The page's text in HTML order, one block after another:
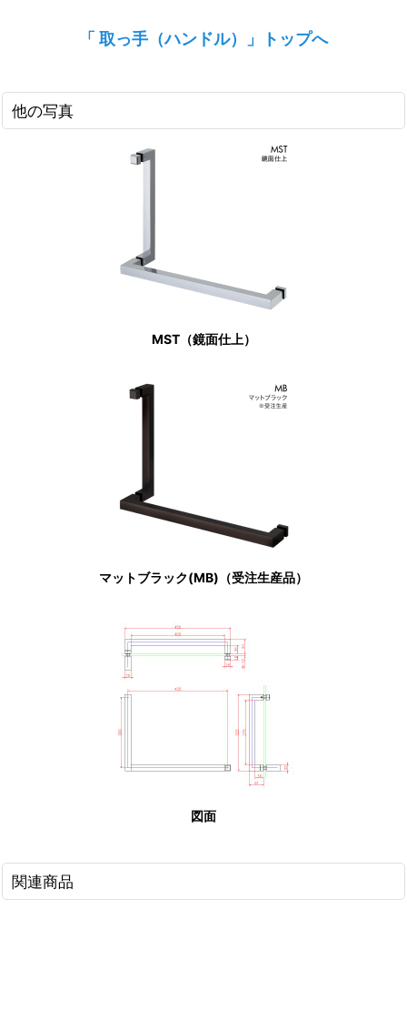
「 取っ手（ハンドル）」トップへ
他の写真
MST（鏡面仕上）
マットブラック(MB)（受注生産品）
図面
関連商品